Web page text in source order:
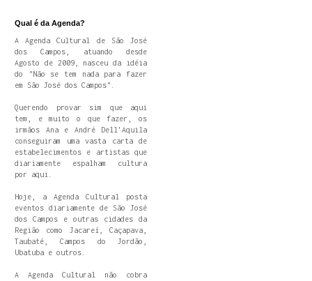
Qual é da Agenda?
A Agenda Cultural de São José
dos Campos, atuando desde
Agosto de 2009, nasceu da idéia
do "Não se tem nada para fazer
em São José dos Campos".
Querendo provar sim que aqui
tem, e muito o que fazer, os
irmãos Ana e André Dell'Aquila
conseguiram uma vasta carta de
estabelecimentos e artistas que
diariamente espalham cultura
por aqui.
Hoje, a Agenda Cultural posta
eventos diariamente de São José
dos Campos e outras cidades da
Região como Jacareí, Caçapava,
Taubaté, Campos do Jordão,
Ubatuba e outros.
A Agenda Cultural não cobra